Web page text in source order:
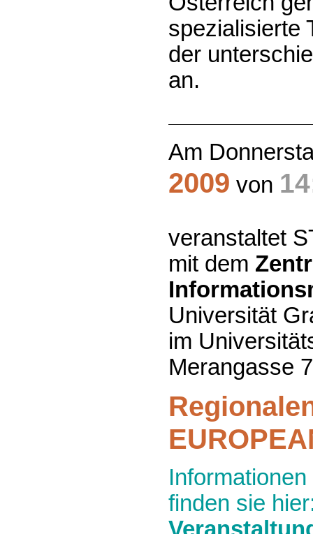
spezialisierte
der
an.
Am
2009 von
veranstaltet
mit dem
Universität
im
Merangasse
finden sie